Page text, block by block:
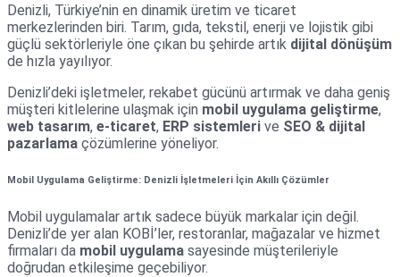
Denizli, Türkiye’nin en dinamik üretim ve ticaret
merkezlerinden biri. Tarım, gıda, tekstil, enerji ve lojistik gibi
güçlü sektörleriyle öne çıkan bu şehirde artık dijital dönüşüm
de hızla yayılıyor.
Denizli’deki işletmeler, rekabet gücünü artırmak ve daha geniş
müşteri kitlelerine ulaşmak için mobil uygulama geliştirme,
web tasarım, e-ticaret, ERP sistemleri ve SEO & dijital
pazarlama çözümlerine yöneliyor.
Mobil Uygulama Geliştirme: Denizli İşletmeleri İçin Akıllı Çözümler
Mobil uygulamalar artık sadece büyük markalar için değil.
Denizli’de yer alan KOBİ’ler, restoranlar, mağazalar ve hizmet
firmaları da mobil uygulama sayesinde müşterileriyle
doğrudan etkileşime geçebiliyor.